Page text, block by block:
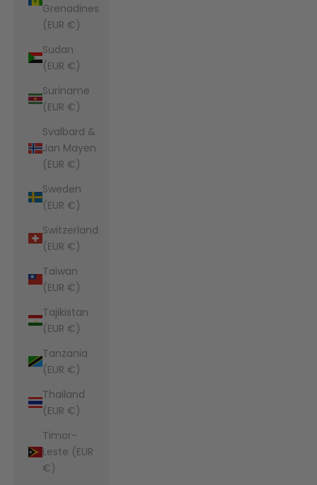
Grenadines
(EUR €)
Sudan
(EUR €)
Suriname
(EUR €)
Svalbard &
Jan Mayen
(EUR €)
Sweden
(EUR €)
Switzerland
(EUR €)
Taiwan
(EUR €)
Tajikistan
(EUR €)
Tanzania
(EUR €)
Thailand
(EUR €)
Timor-
Leste (EUR
€)